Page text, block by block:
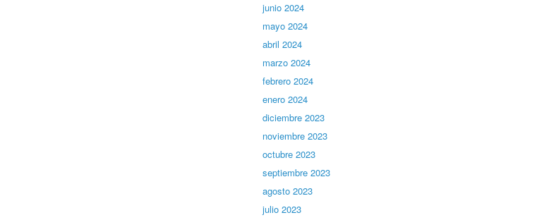
junio 2024
mayo 2024
abril 2024
marzo 2024
febrero 2024
enero 2024
diciembre 2023
noviembre 2023
octubre 2023
septiembre 2023
agosto 2023
julio 2023